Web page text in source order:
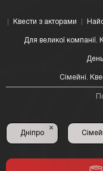
Квести з акторами
Для великої компанії.
Сімейні.
Дніпро
×